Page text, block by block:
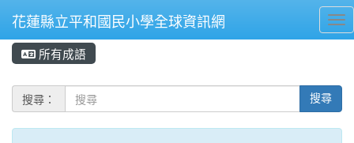
花蓮縣立平和國民小學全球資訊網
所有成語
搜尋： 搜尋